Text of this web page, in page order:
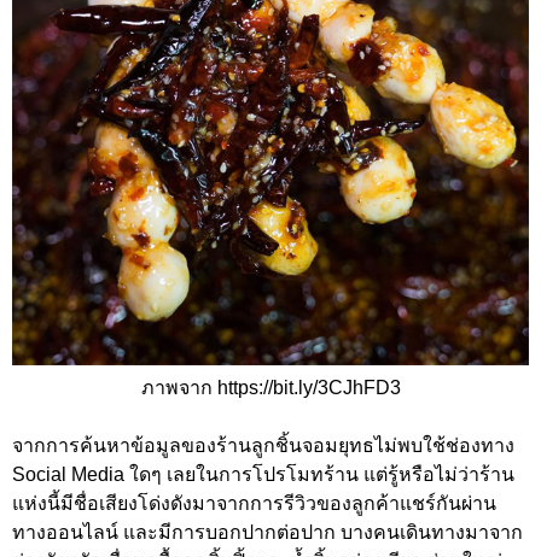
ภาพจาก https://bit.ly/3CJhFD3
จากการค้นหาข้อมูลของร้านลูกชิ้นจอมยุทธไม่พบใช้ช่องทาง
Social Media ใดๆ เลยในการโปรโมทร้าน แต่รู้หรือไม่ว่าร้าน
แห่งนี้มีชื่อเสียงโด่งดังมาจากการรีวิวของลูกค้าแชร์กันผ่าน
ทางออนไลน์ และมีการบอกปากต่อปาก บางคนเดินทางมาจาก